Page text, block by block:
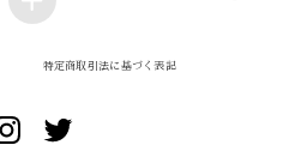
特定商取引法に基づく表記